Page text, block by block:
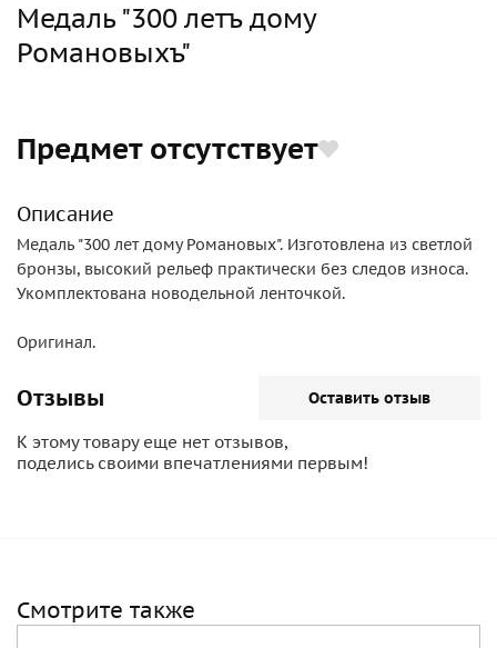
Медаль "300 летъ дому
Романовыхъ"
Предмет отсутствует
Описание
Медаль "300 лет дому Романовых". Изготовлена из светлой
бронзы, высокий рельеф практически без следов износа.
Укомплектована новодельной ленточкой.
Оригинал.
Отзывы Оставить отзыв
К этому товару еще нет отзывов,
поделись своими впечатлениями первым!
Смотрите также